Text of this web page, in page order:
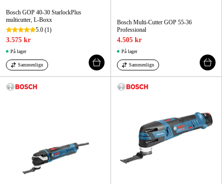
Bosch GOP 40-30 StarlockPlus
multicutter, L-Boxx
5.0 (1)
3.575 kr
På lager
Sammenlign
Bosch Multi-Cutter GOP 55-36
Professional
4.505 kr
På lager
Sammenlign